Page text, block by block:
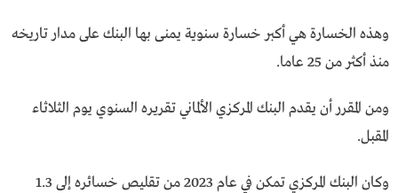
وهذه الخسارة هي أكبر خسارة سنوية يمنى بها البنك على مدار تاريخه
منذ أكثر من 25 عاما.
ومن المقرر أن يقدم البنك المركزي الألماني تقريره السنوي يوم الثلاثاء
المقبل.
وكان البنك المركزي تمكن في عام 2023 من تقليص خسائره إلى 1.3